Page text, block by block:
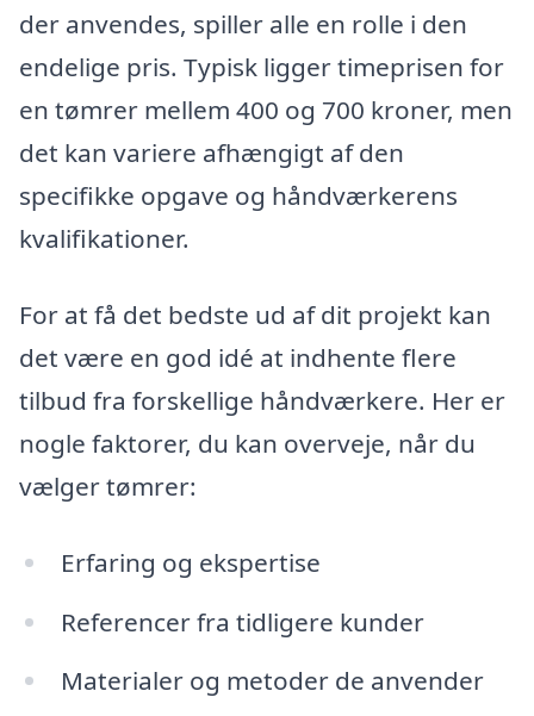
der anvendes, spiller alle en rolle i den
endelige pris. Typisk ligger timeprisen for
en tømrer mellem 400 og 700 kroner, men
det kan variere afhængigt af den
specifikke opgave og håndværkerens
kvalifikationer.
For at få det bedste ud af dit projekt kan
det være en god idé at indhente flere
tilbud fra forskellige håndværkere. Her er
nogle faktorer, du kan overveje, når du
vælger tømrer:
Erfaring og ekspertise
Referencer fra tidligere kunder
Materialer og metoder de anvender